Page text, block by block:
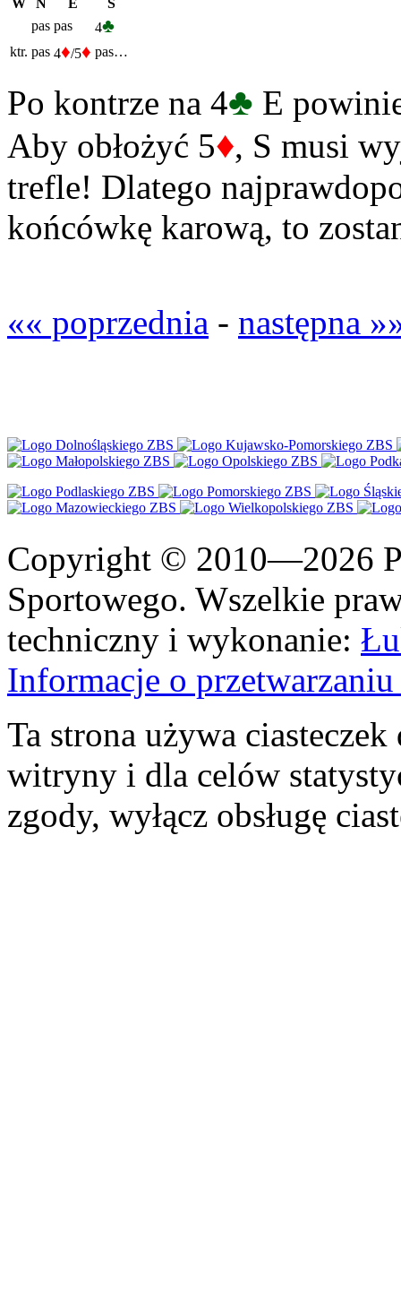
W N E
S
pas pas 4♣
ktr. pas 4♦/5♦ pas…
Po kontrze na 4♣ E
Aby obłożyć 5♦, S musi
trefle! Dlatego
końcówkę karową, to
«« poprzednia - następna
Copyright © 2010—2026
Sportowego. Wszelkie
techniczny i wykonanie:
Informacje o
Ta strona używa
witryny i dla celów
zgody, wyłącz obsługę